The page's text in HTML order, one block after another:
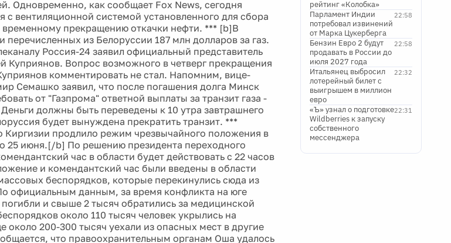
Одновременно, как сообщает Fox News, сегодня
с вентиляционной системой установленного для сбора
временному прекращению откачки нефти. *** [b]В
перечисленных из Белоруссии 187 млн долларов за газ.
Россия-24 заявил официальный представитель
Куприянов. Вопрос возможного в четверг прекращения
комментировать не стал. Напомним, вице-
Семашко заявил, что после погашения долга Минск
от "Газпрома" ответной выплаты за транзит газа -
должны быть переведены к 10 утра завтрашнего
будет вынуждена прекратить транзит. ***
Киргизии продлило режим чрезвычайного положения в
25 июня.[/b] По решению президента переходного
час в области будет действовать с 22 часов
и комендантский час были введены в области
беспорядков, которые перекинулись сюда из
официальным данным, за время конфликта на юге
и свыше 2 тысяч обратились за медицинской
около 110 тысяч человек укрылись на
около 200-300 тысяч уехали из опасных мест в другие
что правоохранительным органам Оша удалось
рейтинг «Колобка»
22:58
Парламент Индии
потребовал извинений
от Марка Цукерберга
22:58
Бензин Евро 2 будут
продавать в России до
июля 2027 года
22:32
Итальянец выбросил
лотерейный билет с
выигрышем в миллион
евро
22:31
«Ъ» узнал о подготовке
Wildberries к запуску
собственного
мессенджера